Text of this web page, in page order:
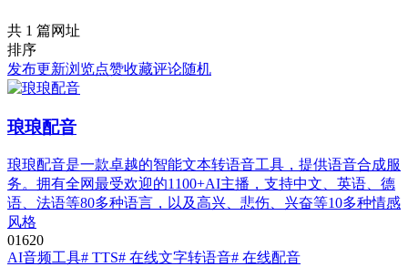
共 1 篇网址
排序
发布更新浏览点赞收藏评论随机
琅琅配音
琅琅配音是一款卓越的智能文本转语音工具，提供语音合成服
务。拥有全网最受欢迎的1100+AI主播，支持中文、英语、德
语、法语等80多种语言，以及高兴、悲伤、兴奋等10多种情感
风格
01620
AI音频工具# TTS# 在线文字转语音# 在线配音